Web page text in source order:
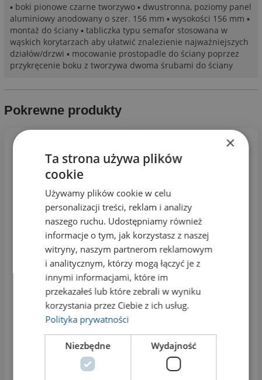
▪ boki pionowe czarne tworzywo ▪ dwustronna, poziomy panel
aluminiowy anodowany o szer. 156 mm ▪ wysokości 156 mm ▪
montaż do ściany ▪ tabliczka typu semafor stosowana w
wąskich korytarzach aby ułatwić znalezienie najważniejszych
działów/drzwi ▪ mocowanie prostopadle do ściany poprzez
przykręcenie boku z tworzywa dwoma śrubami do ściany
Pokrewne produkty
×
Ta strona używa plików
cookie
Używamy plików cookie w celu
personalizacji treści, reklam i analizy
naszego ruchu. Udostępniamy również
informacje o tym, jak korzystasz z naszej
witryny, naszym partnerom reklamowym
i analitycznym, którzy mogą łączyć je z
innymi informacjami, które im
przekazałeś lub które zebrali w wyniku
korzystania przez Ciebie z ich usług.
Polityka prywatności
Niezbędne Wydajność